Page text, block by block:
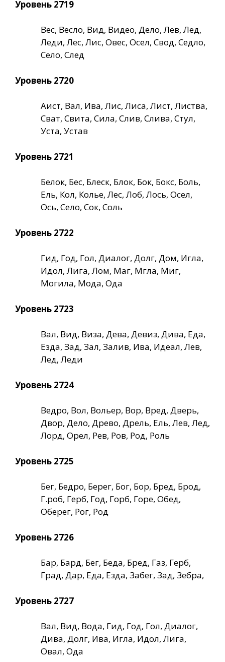
Уровень 2719
Вес, Весло, Вид, Видео, Дело, Лев, Лед,
Леди, Лес, Лис, Овес, Осел, Свод, Седло,
Село, След
Уровень 2720
Аист, Вал, Ива, Лис, Лиса, Лист, Листва,
Сват, Свита, Сила, Слив, Слива, Стул,
Уста, Устав
Уровень 2721
Белок, Бес, Блеск, Блок, Бок, Бокс, Боль,
Ель, Кол, Колье, Лес, Лоб, Лось, Осел,
Ось, Село, Сок, Соль
Уровень 2722
Гид, Год, Гол, Диалог, Долг, Дом, Игла,
Идол, Лига, Лом, Маг, Мгла, Миг,
Могила, Мода, Ода
Уровень 2723
Вал, Вид, Виза, Дева, Девиз, Дива, Еда,
Езда, Зад, Зал, Залив, Ива, Идеал, Лев,
Лед, Леди
Уровень 2724
Ведро, Вол, Вольер, Вор, Вред, Дверь,
Двор, Дело, Древо, Дрель, Ель, Лев, Лед,
Лорд, Орел, Рев, Ров, Род, Роль
Уровень 2725
Бег, Бедро, Берег, Бог, Бор, Бред, Брод,
Г.роб, Герб, Год, Горб, Горе, Обед,
Оберег, Рог, Род
Уровень 2726
Бар, Бард, Бег, Беда, Бред, Газ, Герб,
Град, Дар, Еда, Езда, Забег, Зад, Зебра,
Уровень 2727
Вал, Вид, Вода, Гид, Год, Гол, Диалог,
Дива, Долг, Ива, Игла, Идол, Лига,
Овал, Ода